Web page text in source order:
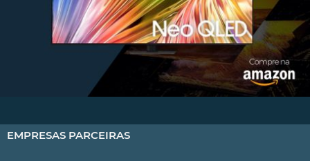
EMPRESAS PARCEIRAS